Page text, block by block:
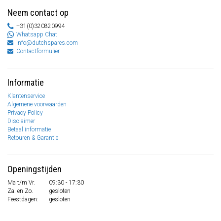
Neem contact op
+31(0)320820994
Whatsapp Chat
info@dutchspares.com
Contactformulier
Informatie
Klantenservice
Algemene voorwaarden
Privacy Policy
Disclaimer
Betaal informatie
Retouren & Garantie
Openingstijden
Ma t/m Vr.
09:30 - 17:30
Za. en Zo.
gesloten
Feestdagen:
gesloten